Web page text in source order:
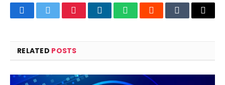
FacebookTwitterPinterestLinkedInWhatsAppRedditTumblrEmail
RELATED POSTS